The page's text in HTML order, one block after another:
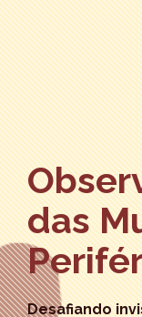
das
Desafiando